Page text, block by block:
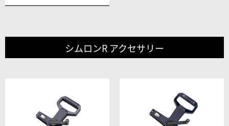
シムロンR アクセサリー